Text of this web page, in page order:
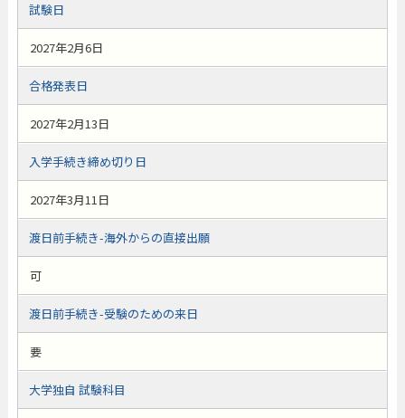
試験日
2027年2月6日
合格発表日
2027年2月13日
入学手続き締め切り日
2027年3月11日
渡日前手続き-海外からの直接出願
可
渡日前手続き-受験のための来日
要
大学独自 試験科目